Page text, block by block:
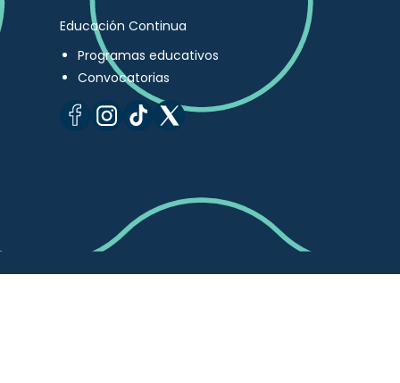
Educación Continua
Programas educativos
Convocatorias